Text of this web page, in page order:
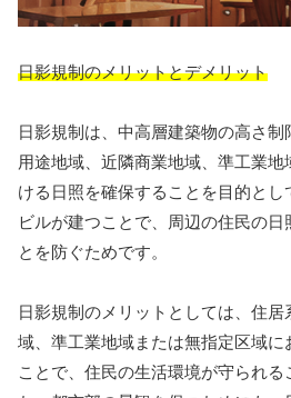
日影規制のメリットとデメリット
日影規制は、中高層建築物の高さ
用途地域、近隣商業地域、準工業
ける日照を確保することを目的と
ビルが建つことで、周辺の住民の日
とを防ぐためです。
日影規制のメリットとしては、住
域、準工業地域または無指定区域に
ことで、住民の生活環境が守られる